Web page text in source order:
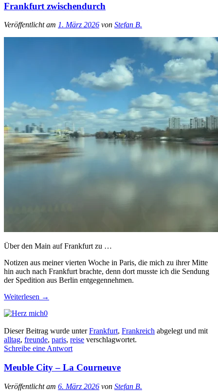
Frankfurt zwischendurch
Veröffentlicht am 1. März 2026 von Stefan B.
Über den Main auf Frankfurt zu …
Notizen aus meiner vierten Woche in Paris, die mich zu ihrer Mitte
hin auch nach Frankfurt brachte, denn dort musste ich die Sendung
der Spedition aus Berlin entgegennehmen.
Weiterlesen →
0
Dieser Beitrag wurde unterFrankfurt, Frankreich abgelegt und mit
alltag, freunde, paris, reise verschlagwortet.
Schreibe eine Antwort
Meuble City – La Courneuve
Veröffentlicht am 6. März 2026 von Stefan B.